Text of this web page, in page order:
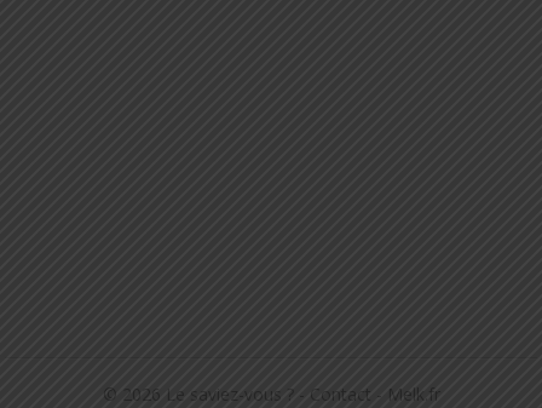
© 2026 Le saviez-vous ?- Contact - Melk.fr